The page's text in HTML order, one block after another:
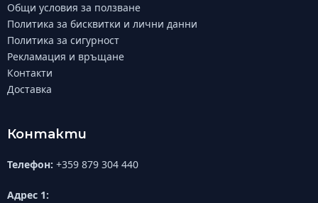
Общи условия за ползване
Политика за бисквитки и лични данни
Политика за сигурност
Рекламация и връщане
Контакти
Доставка
Контакти
Телефон: +359 879 304 440
Адрес 1: